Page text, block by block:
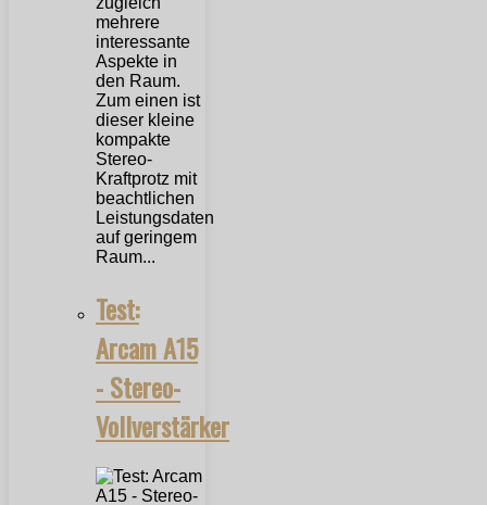
mehrere
interessante
Aspekte in
den Raum.
Zum einen ist
dieser kleine
kompakte
Stereo-
Kraftprotz mit
beachtlichen
Leistungsdaten
auf geringem
Raum...
Test:
Arcam A15
- Stereo-
Vollverstärker